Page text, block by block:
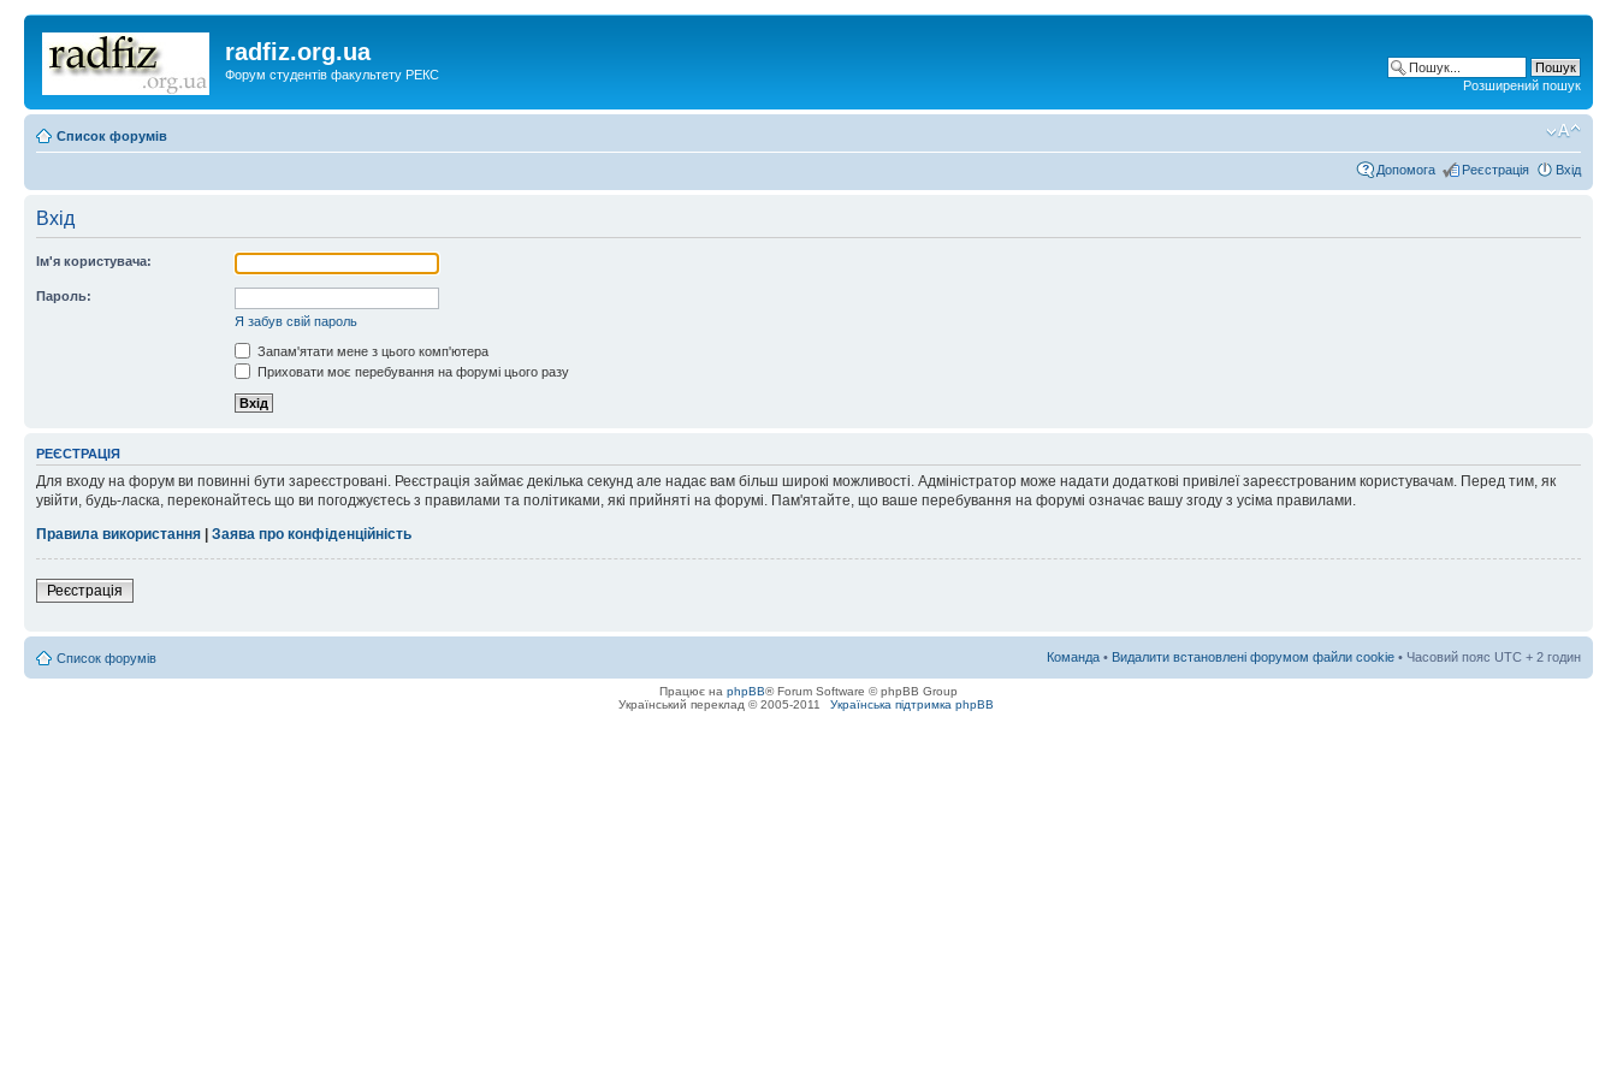
radfiz.org.ua
Форум студентів факультету РЕКС
Розширений пошук
Список форумів
Допомога Реєстрація Вхід
Вхід
Ім'я користувача:
Пароль:
Я забув свій пароль
Запам'ятати мене з цього комп'ютера
Приховати моє перебування на форумі цього разу
РЕЄСТРАЦІЯ
Для входу на форум ви повинні бути зареєстровані. Реєстрація займає декілька секунд але надає вам більш широкі можливості. Адміністратор може надати додаткові привілеї зареєстрованим користувачам. Перед тим, як
увійти, будь-ласка, переконайтесь що ви погоджуєтесь з правилами та політиками, які прийняті на форумі. Пам'ятайте, що ваше перебування на форумі означає вашу згоду з усіма правилами.
Правила використання
Заява про конфіденційність
Реєстрація
Список форумів Команда • Видалити встановлені форумом файли cookie • Часовий пояс UTC + 2 годин
Працює на phpBB® Forum Software © phpBB Group
Український переклад © 2005-2011
Українська підтримка phpBB